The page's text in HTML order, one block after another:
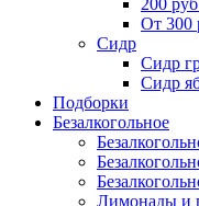
От 300
Сидр
Сидр
Сидр
Подборки
Безалкогольное
Лимонады и